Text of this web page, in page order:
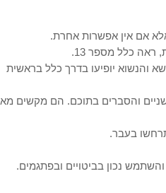
והנשוא יופיעו בדרך כלל בראשית
והסברים בתוכם. הם מקשים